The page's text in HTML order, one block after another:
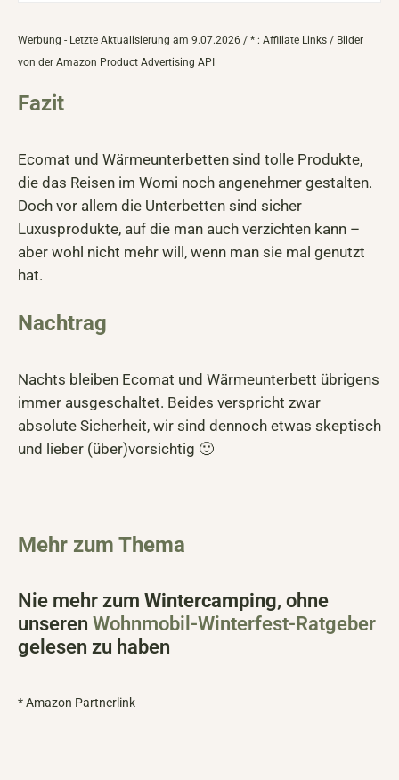
Werbung - Letzte Aktualisierung am 9.07.2026 / * : Affiliate Links / Bilder
von der Amazon Product Advertising API
Fazit
Ecomat und Wärmeunterbetten sind tolle Produkte,
die das Reisen im Womi noch angenehmer gestalten.
Doch vor allem die Unterbetten sind sicher
Luxusprodukte, auf die man auch verzichten kann –
aber wohl nicht mehr will, wenn man sie mal genutzt
hat.
Nachtrag
Nachts bleiben Ecomat und Wärmeunterbett übrigens
immer ausgeschaltet. Beides verspricht zwar
absolute Sicherheit, wir sind dennoch etwas skeptisch
und lieber (über)vorsichtig 🙂
Mehr zum Thema
Nie mehr zum Wintercamping, ohne
unseren Wohnmobil-Winterfest-Ratgeber
gelesen zu haben
* Amazon Partnerlink